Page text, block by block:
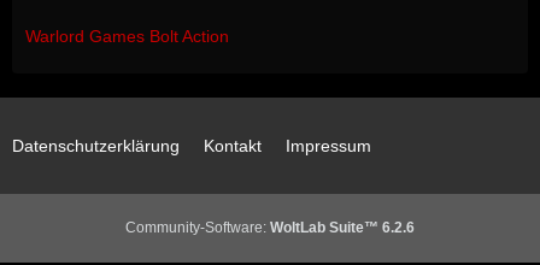
Warlord Games Bolt Action
Datenschutzerklärung Kontakt Impressum
Community-Software: WoltLab Suite™ 6.2.6